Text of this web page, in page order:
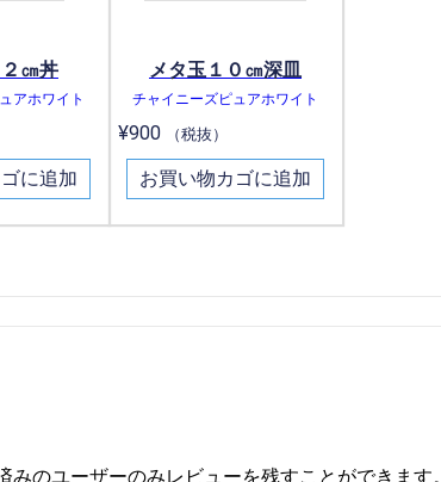
㎝丼
アホワイト
に追加
メタ玉１０㎝深皿
チャイニーズピュアホワイト
¥900 （税抜）
お買い物カゴに追加
のユーザーのみレビューを残すことができます。